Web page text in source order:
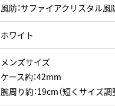
風防：サファイアクリスタル風
ホワイト
メンズサイズ
ケース約：42mm
腕周り約：19cm（短くサイズ調